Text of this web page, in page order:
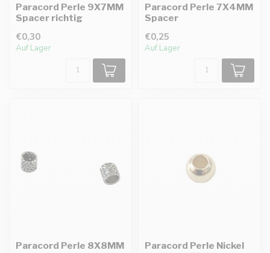
Paracord Perle 9X7MM
Spacer richtig
€0,30
Auf Lager
Paracord Perle 7X4MM
Spacer
€0,25
Auf Lager
Paracord Perle 8X8MM
Paracord Perle Nickel